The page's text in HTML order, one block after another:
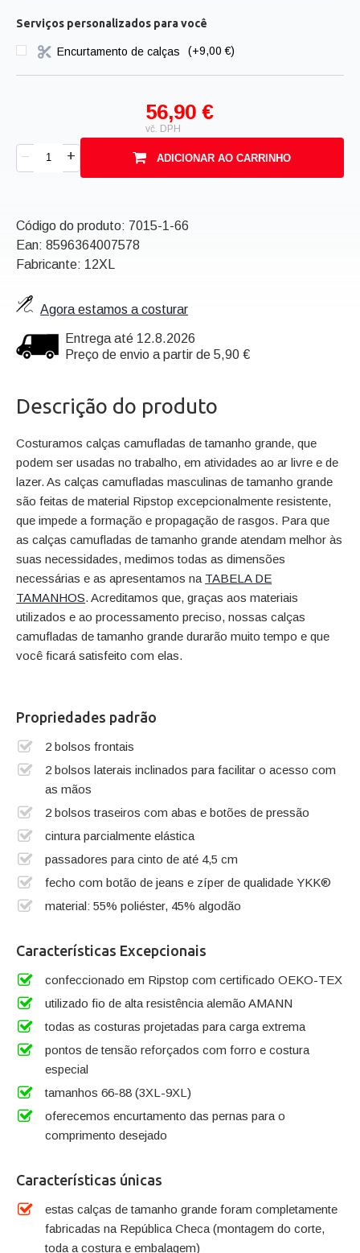
Serviços personalizados para você
Encurtamento de calças (+9,00 €)
56,90 €
vč. DPH
– + ADICIONAR AO CARRINHO
Código do produto: 7015-1-66
Ean:8596364007578
Fabricante: 12XL
Agora estamos a costurar
Entrega até 12.8.2026
Preço de envio a partir de 5,90 €
Descrição do produto
Costuramos calças camufladas de tamanho grande, que
podem ser usadas no trabalho, em atividades ao ar livre e de
lazer. As calças camufladas masculinas de tamanho grande
são feitas de material Ripstop excepcionalmente resistente,
que impede a formação e propagação de rasgos. Para que
as calças camufladas de tamanho grande atendam melhor às
suas necessidades, medimos todas as dimensões
necessárias e as apresentamos na TABELA DE
TAMANHOS. Acreditamos que, graças aos materiais
utilizados e ao processamento preciso, nossas calças
camufladas de tamanho grande durarão muito tempo e que
você ficará satisfeito com elas.
Propriedades padrão
2 bolsos frontais
2 bolsos laterais inclinados para facilitar o acesso com
as mãos
2 bolsos traseiros com abas e botões de pressão
cintura parcialmente elástica
passadores para cinto de até 4,5 cm
fecho com botão de jeans e zíper de qualidade YKK®
material: 55% poliéster, 45% algodão
Características Excepcionais
confeccionado em Ripstop com certificado OEKO-TEX
utilizado fio de alta resistência alemão AMANN
todas as costuras projetadas para carga extrema
pontos de tensão reforçados com forro e costura
especial
tamanhos 66-88 (3XL-9XL)
oferecemos encurtamento das pernas para o
comprimento desejado
Características únicas
estas calças de tamanho grande foram completamente
fabricadas na República Checa (montagem do corte,
toda a costura e embalagem)